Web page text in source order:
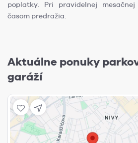
poplatky. Pri pravidelnej
časom predražia.
Aktuálne ponuky
garáží